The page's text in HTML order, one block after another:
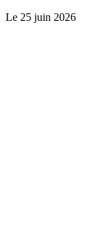
Le 25 juin 2026